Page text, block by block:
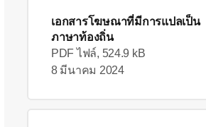
เอกสารโฆษณาที่มีการแปลเป็น
ภาษาท้องถิ่น
PDF ไฟล์, 524.9 kB
8 มีนาคม 2024